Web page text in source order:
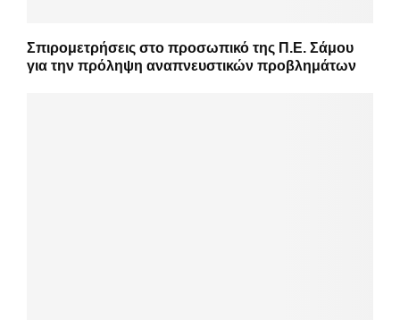
Σπιρομετρήσεις στο προσωπικό της Π.Ε. Σάμου
για την πρόληψη αναπνευστικών προβλημάτων